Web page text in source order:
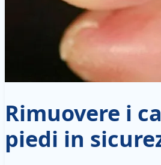
Rimuovere i
piedi in